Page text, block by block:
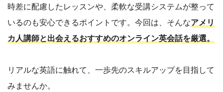
時差に配慮したレッスンや、柔軟な受講システムが整って
いるのも安心できるポイントです。今回は、そんなアメリ
カ人講師と出会えるおすすめのオンライン英会話を厳選。
リアルな英語に触れて、一歩先のスキルアップを目指して
みませんか。